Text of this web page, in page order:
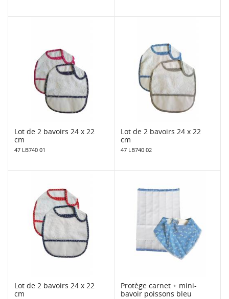
Lot de 2 bavoirs 24 x 22
cm
47 LB740 01
Lot de 2 bavoirs 24 x 22
cm
47 LB740 02
Lot de 2 bavoirs 24 x 22
cm
Protège carnet + mini-
bavoir poissons bleu